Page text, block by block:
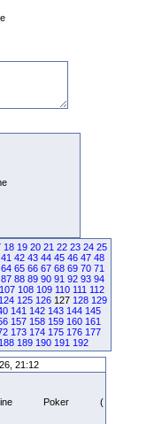
18 19 20 21 22 23 24 25
41 42 43 44 45 46 47 48
64 65 66 67 68 69 70 71
87 88 89 90 91 92 93 94
107 108 109 110 111 112
124 125 126127 128 129
141 142 143 144 145
157 158 159 160 161
173 174 175 176 177
188 189 190 191 192
21:12
Poker (